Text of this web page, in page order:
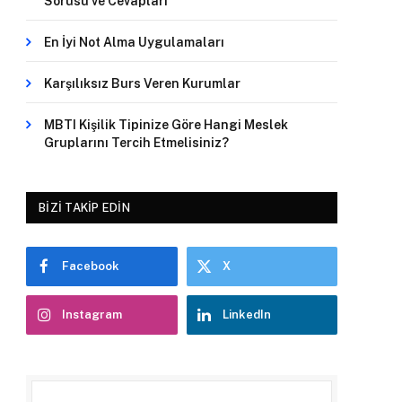
En İyi Not Alma Uygulamaları
Karşılıksız Burs Veren Kurumlar
MBTI Kişilik Tipinize Göre Hangi Meslek
Gruplarını Tercih Etmelisiniz?
BIZI TAKIP EDIN
Facebook X
Instagram LinkedIn